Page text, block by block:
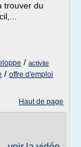
trouver du
/ activite
/ offre d'emploi
Haut de page